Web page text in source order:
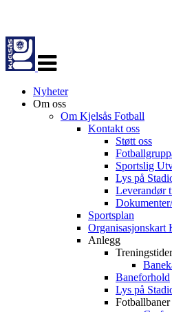
navigasjon
Nyheter
Om oss
Om Kjelsås Fotball
Kontakt oss
Støtt oss
Sportslig
Lys på
Leverandør
Sportsplan
Organisasjonskart
Anlegg
Treningstider
Baneforhold
Lys på
Fotballbaner